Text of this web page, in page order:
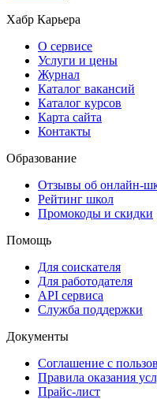
Хабр Карьера
О сервисе
Услуги и цены
Журнал
Каталог вакансий
Каталог курсов
Карта сайта
Контакты
Образование
Отзывы об онлайн-
Рейтинг школ
Промокоды и скидки
Помощь
Для соискателя
Для работодателя
API сервиса
Служба поддержки
Документы
Соглашение с
Правила оказания
Прайс-лист